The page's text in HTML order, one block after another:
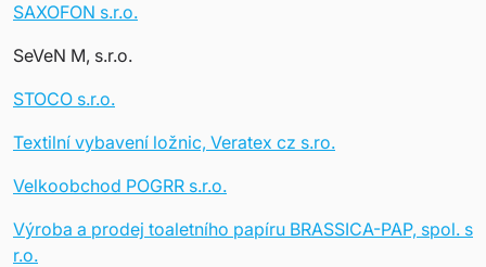
SAXOFON s.r.o.
SeVeN M, s.r.o.
STOCO s.r.o.
Textilní vybavení ložnic, Veratex cz s.ro.
Velkoobchod POGRR s.r.o.
Výroba a prodej toaletního papíru BRASSICA-PAP, spol. s
r.o.